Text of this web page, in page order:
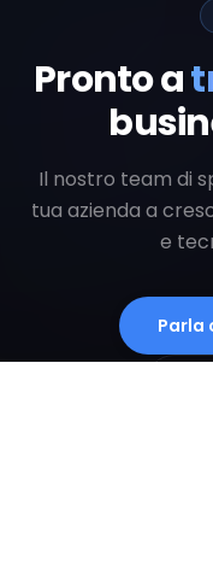
Pronto a
Il nostro team di
tua azienda a
e
Parla